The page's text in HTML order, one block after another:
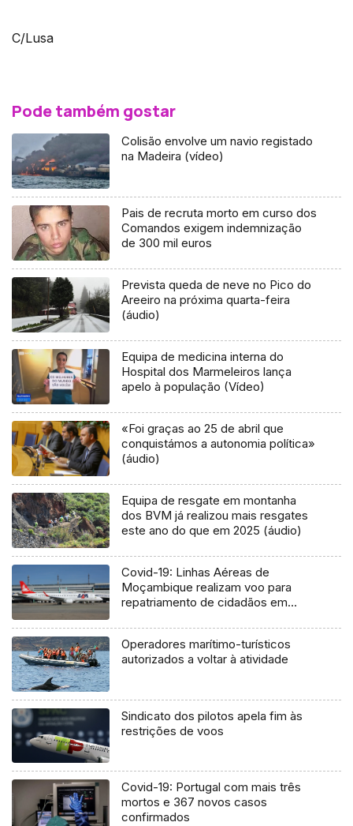
C/Lusa
Pode também gostar
Colisão envolve um navio registado
na Madeira (vídeo)
Pais de recruta morto em curso dos
Comandos exigem indemnização
de 300 mil euros
Prevista queda de neve no Pico do
Areeiro na próxima quarta-feira
(áudio)
Equipa de medicina interna do
Hospital dos Marmeleiros lança
apelo à população (Vídeo)
«Foi graças ao 25 de abril que
conquistámos a autonomia política»
(áudio)
Equipa de resgate em montanha
dos BVM já realizou mais resgates
este ano do que em 2025 (áudio)
Covid-19: Linhas Aéreas de
Moçambique realizam voo para
repatriamento de cidadãos em
Operadores marítimo-turísticos
autorizados a voltar à atividade
Sindicato dos pilotos apela fim às
restrições de voos
Covid-19: Portugal com mais três
mortos e 367 novos casos
confirmados